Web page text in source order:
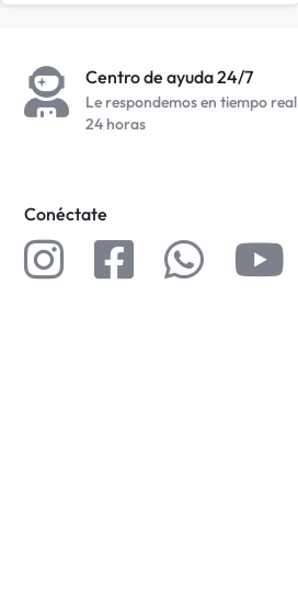
Centro de ayuda 24/7
Le respondemos en tiempo real
24 horas
Conéctate